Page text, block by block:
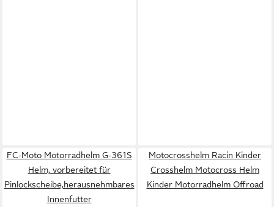
FC-Moto Motorradhelm G-361S
Helm, vorbereitet für
Pinlockscheibe,herausnehmbares
Innenfutter
Motocrosshelm Racin Kinder
Crosshelm Motocross Helm
Kinder Motorradhelm Offroad